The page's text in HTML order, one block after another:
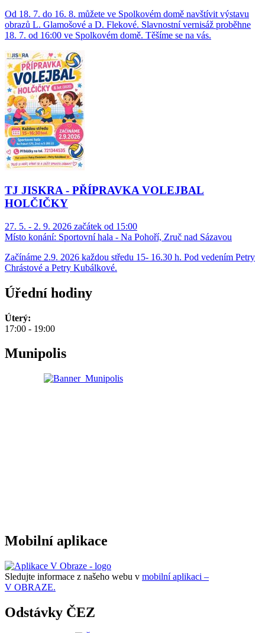
Od 18. 7. do 16. 8. můžete ve Spolkovém domě navštívit výstavu
obrazů L. Glamošové a D. Flekové. Slavnostní vernisáž proběhne
18. 7. od 16:00 ve Spolkovém domě. Těšíme se na vás.
TJ JISKRA - PŘÍPRAVKA VOLEJBAL
HOLČIČKY
27. 5. - 2. 9. 2026 začátek od 15:00
Místo konání: Sportovní hala - Na Pohoří, Zruč nad Sázavou
Začínáme 2.9. 2026 každou středu 15- 16.30 h. Pod vedením Petry
Chrástové a Petry Kubálkové.
Úřední hodiny
Úterý:
17:00 - 19:00
Munipolis
Mobilní aplikace
Sledujte informace z našeho webu v mobilní aplikaci –
V OBRAZE.
Odstávky ČEZ